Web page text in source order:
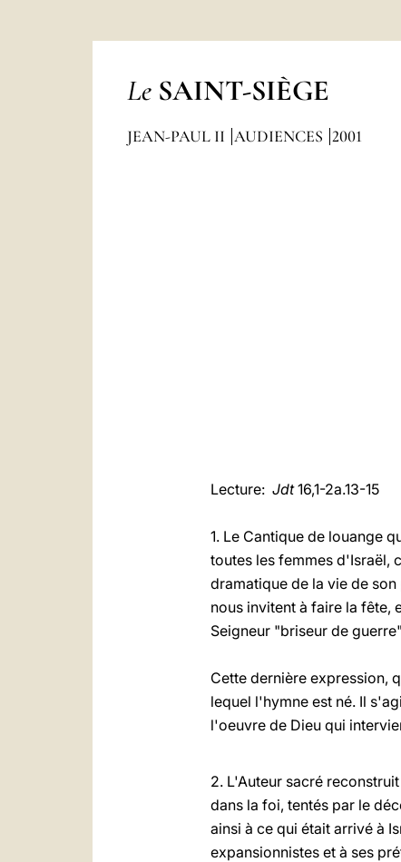
Le SAINT-SIÈGE
JEAN-PAUL II AUDIENCES 2001
Lecture: Jdt16,1-2a.13-15
1. Le Cantique de louange
toutes les femmes d'Israël,
dramatique de la vie de
nous invitent à faire la
Seigneur "briseur de
Cette dernière expression,
lequel l'hymne est né. Il
l'oeuvre de Dieu qui
2. L'Auteur sacré
dans la foi, tentés par le
ainsi à ce qui était arrivé à
expansionnistes et à ses